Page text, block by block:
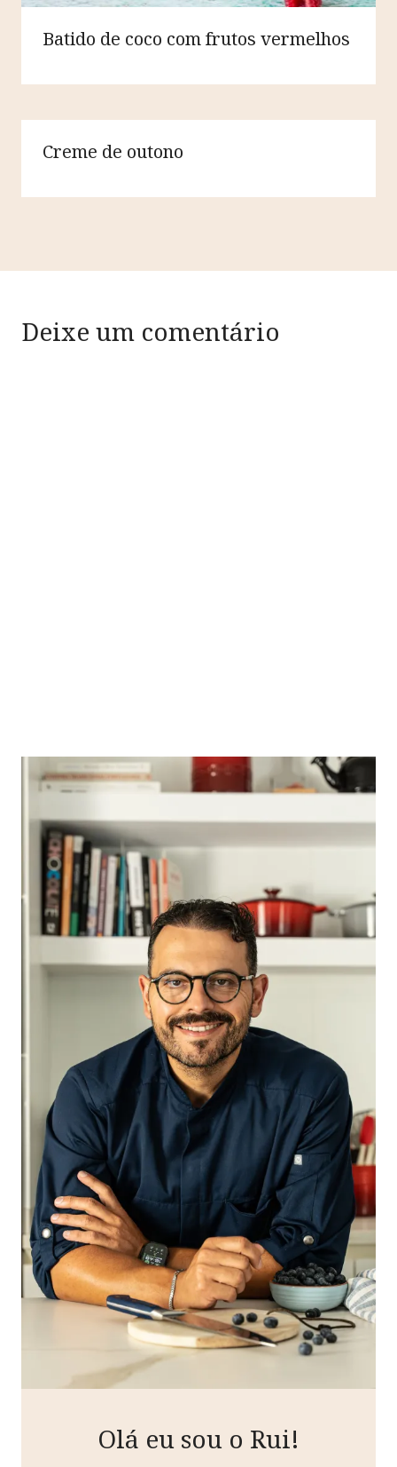
Batido de coco com frutos vermelhos
Creme de outono
Deixe um comentário
Olá eu sou o Rui!